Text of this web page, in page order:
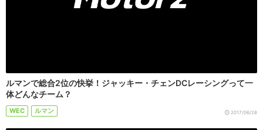
ルマンで総合2位の快挙！ジャッキー・チェンDCレーシングって一
体どんなチーム？
WEC ルマン 2017/06/28